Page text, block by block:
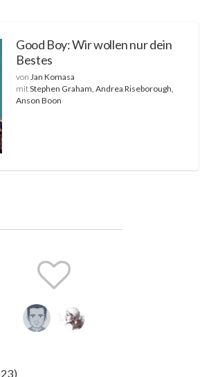
Good Boy: Wir wollen nur dein
Bestes
von Jan Komasa
mitStephen Graham, Andrea Riseborough,
Anson Boon
23)